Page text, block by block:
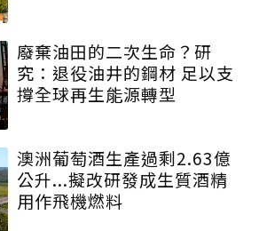
廢棄油田的二次生命？研
究：退役油井的鋼材 足以支
撐全球再生能源轉型
澳洲葡萄酒生產過剩2.63億
公升...擬改研發成生質酒精
用作飛機燃料